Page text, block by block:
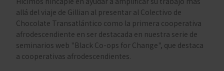
allá del viaje de Gillian al presentar al Colectivo de
Chocolate Transatlántico como la primera cooperativa
afrodescendiente en ser destacada en nuestra serie de
seminarios web "Black Co-ops for Change", que destaca
a cooperativas afrodescendientes.